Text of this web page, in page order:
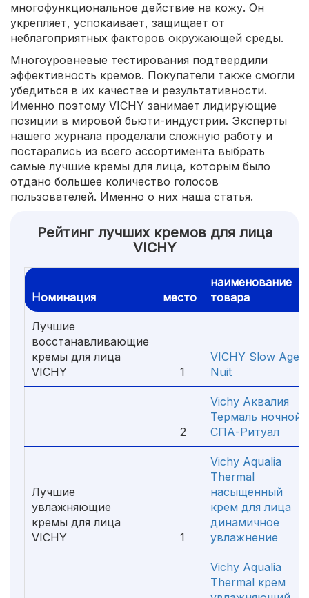
многофункциональное действие на кожу. Он
укрепляет, успокаивает, защищает от
неблагоприятных факторов окружающей среды.
Многоуровневые тестирования подтвердили
эффективность кремов. Покупатели также смогли
убедиться в их качестве и результативности.
Именно поэтому VICHY занимает лидирующие
позиции в мировой бьюти-индустрии. Эксперты
нашего журнала проделали сложную работу и
постарались из всего ассортимента выбрать
самые лучшие кремы для лица, которым было
отдано большее количество голосов
пользователей. Именно о них наша статья.
Рейтинг лучших кремов для лица
VICHY
Номинация место
наименование
товара
Лучшие
восстанавливающие
кремы для лица
VICHY
1
VICHY Slow Age
Nuit
2
Vichy Аквалия
Термаль ночной
СПА-Ритуал
Лучшие
увлажняющие
кремы для лица
VICHY
1
Vichy Aqualia
Thermal
насыщенный
крем для лица
динамичное
увлажнение
Vichy Aqualia
Thermal крем